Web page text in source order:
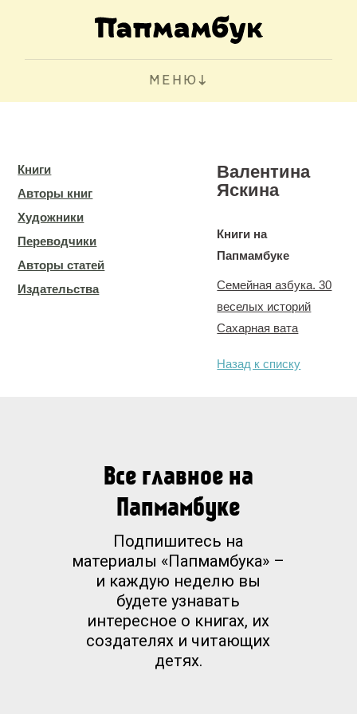
МЕНЮ
Книги
Авторы книг
Художники
Переводчики
Авторы статей
Издательства
Валентина
Яскина
Книги на
Папмамбуке
Семейная азбука. 30
веселых историй
Сахарная вата
Назад к списку
Все главное на
Папмамбуке
Подпишитесь на
материалы «Папмамбука» –
и каждую неделю вы
будете узнавать
интересное о книгах, их
создателях и читающих
детях.